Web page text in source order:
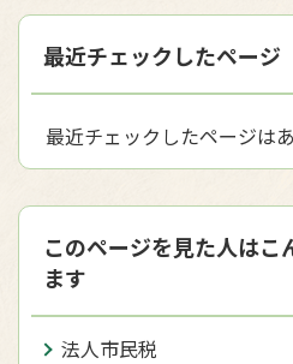
最近チェックしたページ
最近チェックしたページは
このページを見た人はこ
ます
法人市民税